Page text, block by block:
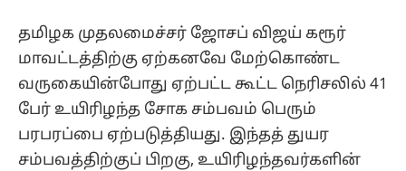
தமிழக முதலமைச்சர் ஜோசப் விஜய் கரூர்
மாவட்டத்திற்கு ஏற்கனவே மேற்கொண்ட
வருகையின்போது ஏற்பட்ட கூட்ட நெரிசலில் 41
பேர் உயிரிழந்த சோக சம்பவம் பெரும்
பரபரப்பை ஏற்படுத்தியது. இந்தத் துயர
சம்பவத்திற்குப் பிறகு, உயிரிழந்தவர்களின்